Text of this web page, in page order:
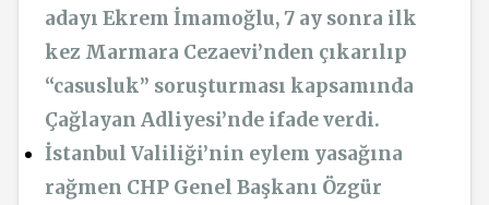
adayı Ekrem İmamoğlu, 7 ay sonra ilk
kez Marmara Cezaevi’nden çıkarılıp
“casusluk” soruşturması kapsamında
Çağlayan Adliyesi’nde ifade verdi.
İstanbul Valiliği’nin eylem yasağına
rağmen CHP Genel Başkanı Özgür